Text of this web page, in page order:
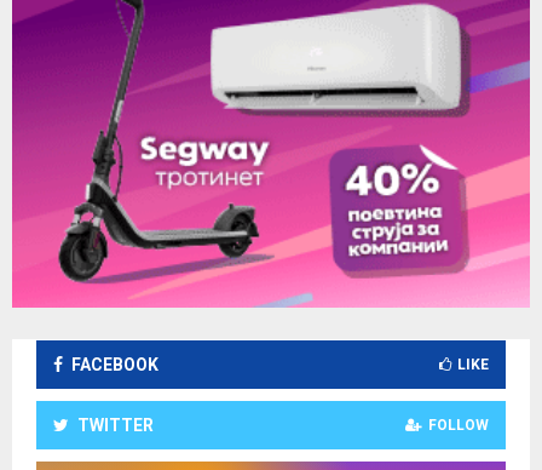
FACEBOOK LIKE
TWITTER FOLLOW